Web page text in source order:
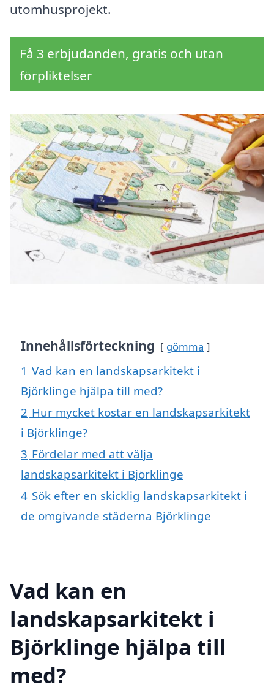
utomhusprojekt.
Få 3 erbjudanden, gratis och utan
förpliktelser
Innehållsförteckning gömma
1 Vad kan en landskapsarkitekt i
Björklinge hjälpa till med?
2 Hur mycket kostar en landskapsarkitekt
i Björklinge?
3 Fördelar med att välja
landskapsarkitekt i Björklinge
4 Sök efter en skicklig landskapsarkitekt i
de omgivande städerna Björklinge
Vad kan en
landskapsarkitekt i
Björklinge hjälpa till
med?